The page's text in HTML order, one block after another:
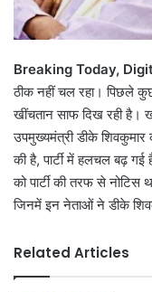
Breaking Today,
ठीक नहीं चल रहा। पिछले
खींचतान साफ दिख रही है।
उपमुख्यमंत्री डीके
की है, पार्टी में हलचल बढ़
को पार्टी की तरफ से नोटिस
जिनमें इन नेताओं ने डीके
Related Articles